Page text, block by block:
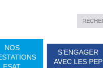
NOS
S’ENGAGER
AVEC LES PEP